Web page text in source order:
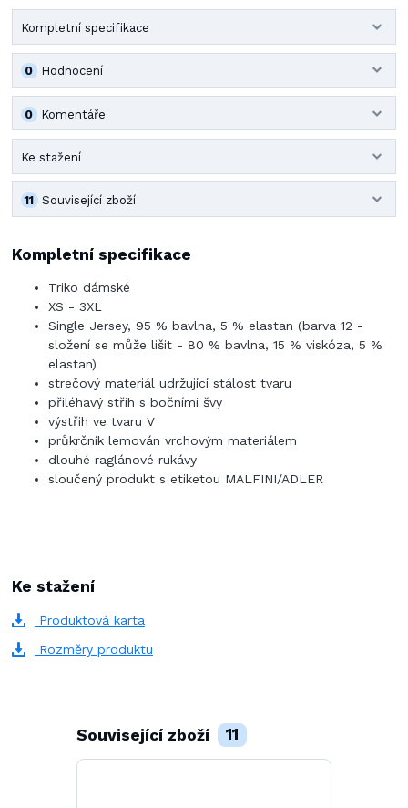
Kompletní specifikace
Hodnocení
0
Komentáře
0
Ke stažení
Související zboží
11
Kompletní specifikace
Triko dámské
XS - 3XL
Single Jersey, 95 % bavlna, 5 % elastan (barva 12 -
složení se může lišit - 80 % bavlna, 15 % viskóza, 5 %
elastan)
strečový materiál udržující stálost tvaru
přiléhavý střih s bočními švy
výstřih ve tvaru V
průkrčník lemován vrchovým materiálem
dlouhé raglánové rukávy
sloučený produkt s etiketou MALFINI/ADLER
Ke stažení
Produktová karta
Rozměry produktu
Související zboží 11